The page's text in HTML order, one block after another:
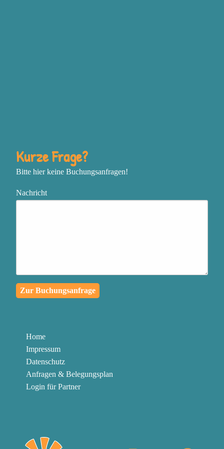
chaotischen Umfeld
Menschen in deinem
Umfeld zu verwandeln
zu kommunizieren
Kurze Frage?
Bitte hier keine Buchungsanfragen!
Nachricht
Zur Buchungsanfrage
Home
Impressum
Datenschutz
Anfragen & Belegungsplan
Login für Partner